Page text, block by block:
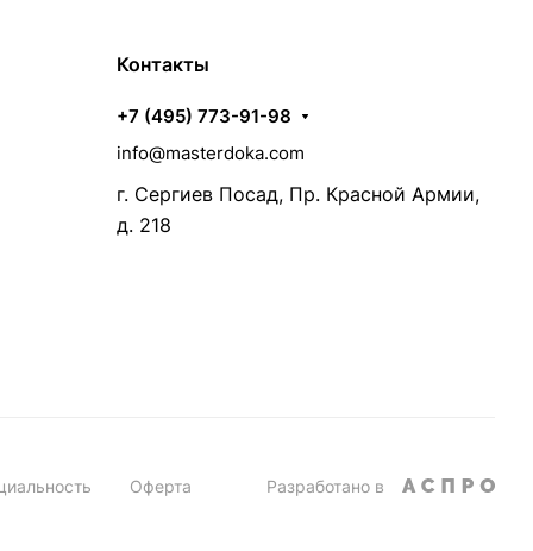
Контакты
+7 (495) 773-91-98
info@masterdoka.com
г. Сергиев Посад, Пр. Красной Армии,
д. 218
Оферта Разработано в